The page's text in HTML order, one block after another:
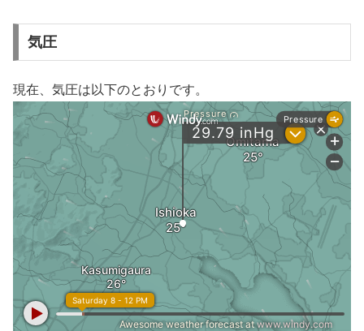
気圧
現在、気圧は以下のとおりです。